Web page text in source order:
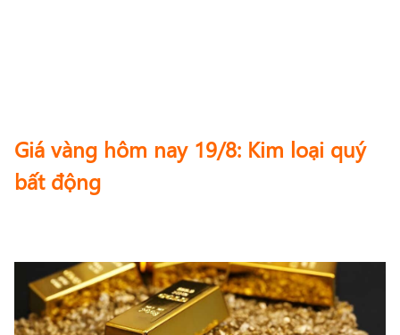
Giá vàng hôm nay 19/8: Kim loại quý
bất động